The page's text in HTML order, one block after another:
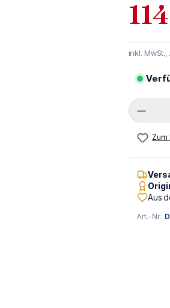
inkl. MwSt.,
Zum
Aus
Art.-Nr.: